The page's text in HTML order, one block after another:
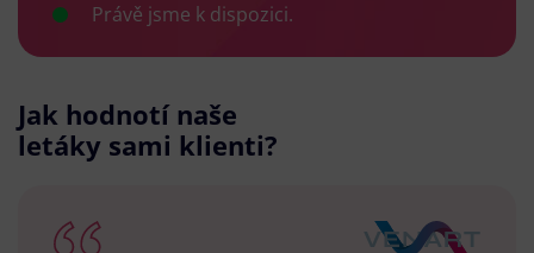
Právě jsme k dispozici.
Jak hodnotí naše
letáky sami klienti?